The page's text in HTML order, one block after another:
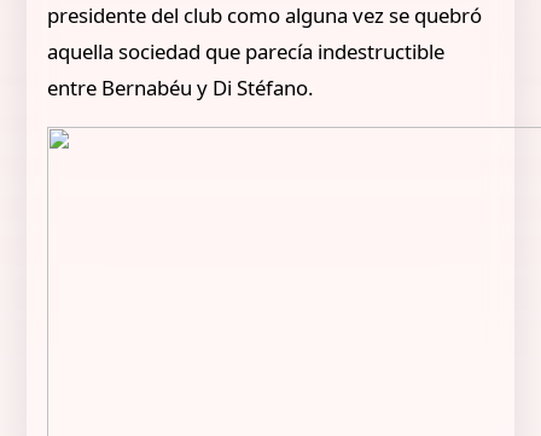
presidente del club como alguna vez se quebró
aquella sociedad que parecía indestructible
entre Bernabéu y Di Stéfano.